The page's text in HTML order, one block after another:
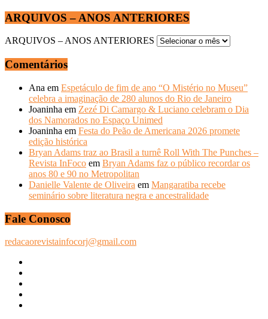
ARQUIVOS – ANOS ANTERIORES
ARQUIVOS – ANOS ANTERIORES
Comentários
Ana em Espetáculo de fim de ano “O Mistério no Museu”
celebra a imaginação de 280 alunos do Rio de Janeiro
Joaninha em Zezé Di Camargo & Luciano celebram o Dia
dos Namorados no Espaço Unimed
Joaninha em Festa do Peão de Americana 2026 promete
edição histórica
Bryan Adams traz ao Brasil a turnê Roll With The Punches –
Revista InFoco em Bryan Adams faz o público recordar os
anos 80 e 90 no Metropolitan
Danielle Valente de Oliveira em Mangaratiba recebe
seminário sobre literatura negra e ancestralidade
Fale Conosco
redacaorevistainfocorj@gmail.com